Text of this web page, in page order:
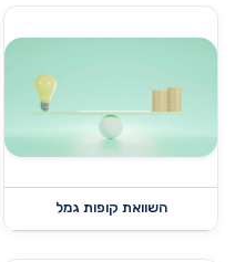
השוואת קופות גמל